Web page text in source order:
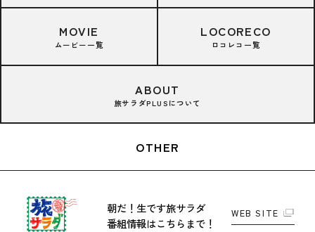
MOVIE
ムービー一覧
LOCORECO
ロコレコ一覧
ABOUT
旅サラダPLUSについて
OTHER
朝だ！生です旅サラダ
番組情報はこちらまで！
WEB SITE